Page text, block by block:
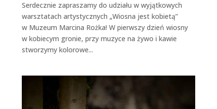
Serdecznie zapraszamy do udziału w wyjątkowych
warsztatach artystycznych „Wiosna jest kobietą”
w Muzeum Marcina Rożka! W pierwszy dzień wiosny
w kobiecym gronie, przy muzyce na żywo i kawie
stworzymy kolorowe...